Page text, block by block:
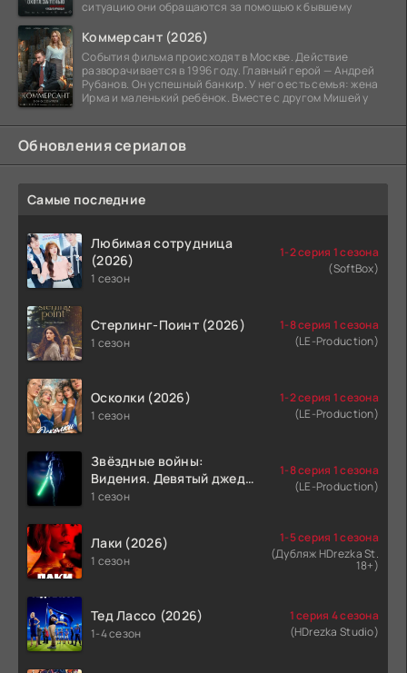
ситуацию они обращаются за помощью к бывшему
Коммерсант (2026)
События фильма происходят в Москве. Действие
разворачивается в 1996 году. Главный герой — Андрей
Рубанов. Он успешный банкир. У него есть семья: жена
Ирма и маленький ребёнок. Вместе с другом Мишей у
Обновления сериалов
Самые последние
Любимая сотрудница
(2026)
1 сезон
1-2 серия 1 сезона
(SoftBox)
Стерлинг-Поинт (2026)
1 сезон
1-8 серия 1 сезона
(LE-Production)
Осколки (2026)
1 сезон
1-2 серия 1 сезона
(LE-Production)
Звёздные войны:
Видения. Девятый джедай
(2026)
1 сезон
1-8 серия 1 сезона
(LE-Production)
Лаки (2026)
1 сезон
1-5 серия 1 сезона
(Дубляж HDrezka St.
18+)
Тед Лассо (2026)
1-4 сезон
1 серия 4 сезона
(HDrezka Studio)